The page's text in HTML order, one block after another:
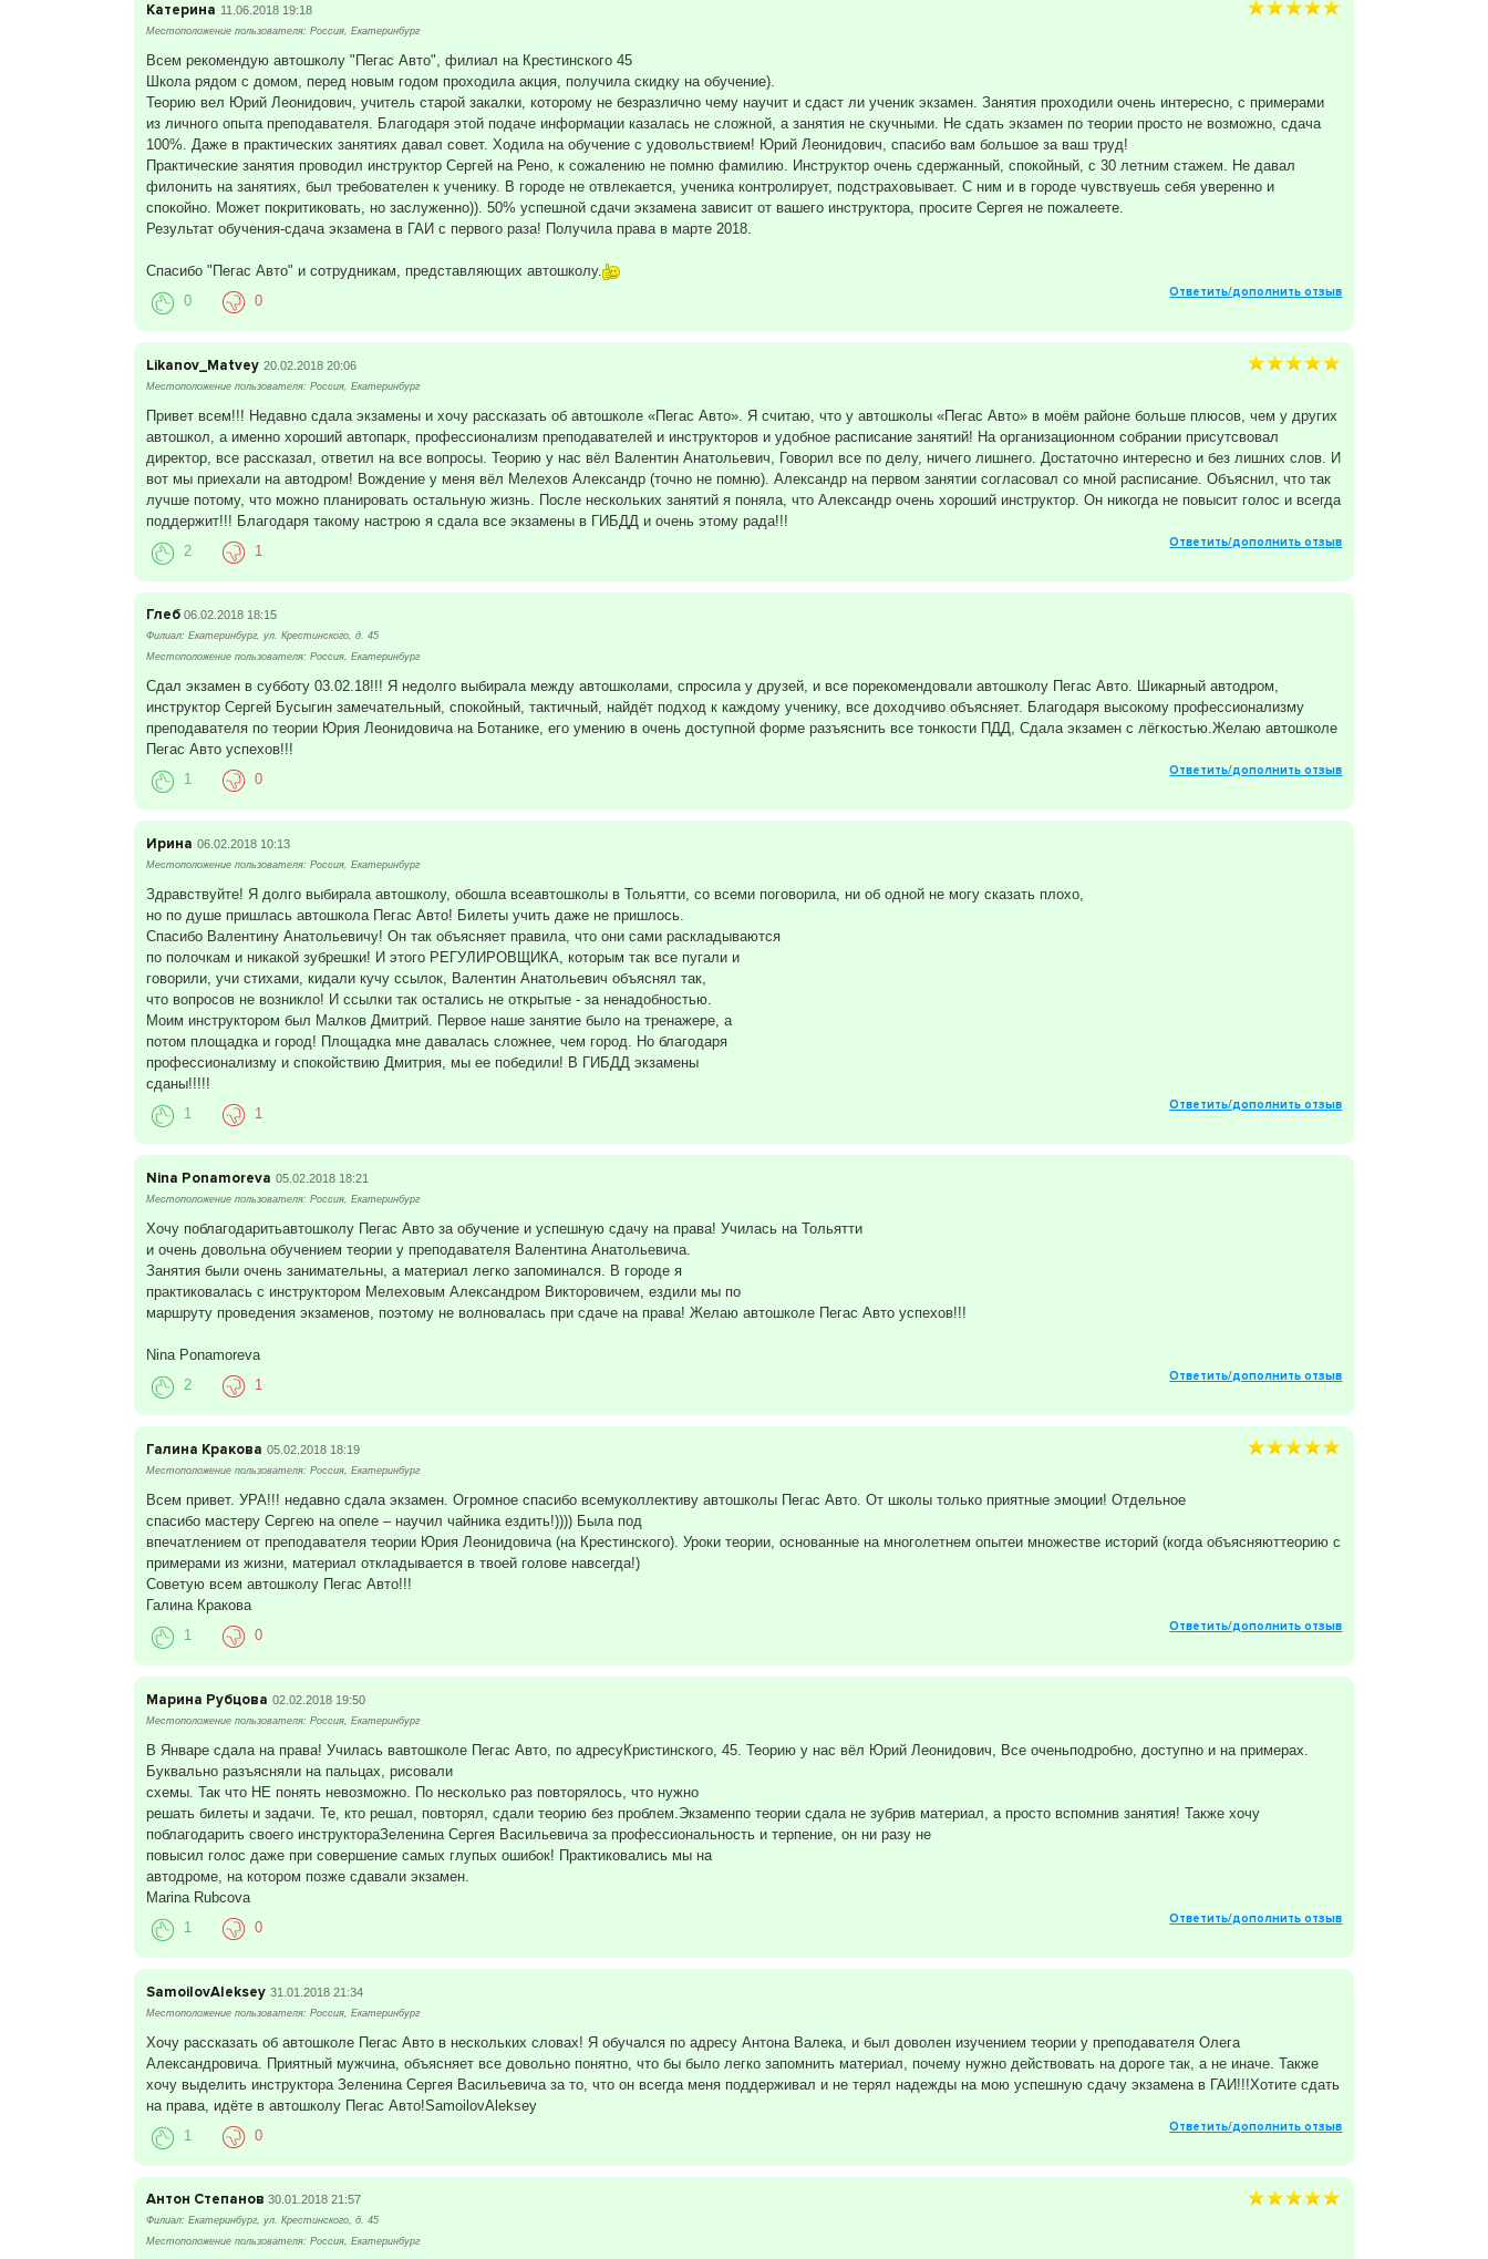
Катерина 11.06.2018 19:18
Местоположение пользователя: Россия, Екатеринбург
Всем рекомендую автошколу "Пегас Авто", филиал на Крестинского 45
Школа рядом с домом, перед новым годом проходила акция, получила скидку на обучение).
Теорию вел Юрий Леонидович, учитель старой закалки, которому не безразлично чему научит и сдаст ли ученик экзамен. Занятия проходили очень интересно, с примерами
из личного опыта преподавателя. Благодаря этой подаче информации казалась не сложной, а занятия не скучными. Не сдать экзамен по теории просто не возможно, сдача
100%. Даже в практических занятиях давал совет. Ходила на обучение с удовольствием! Юрий Леонидович, спасибо вам большое за ваш труд!
Практические занятия проводил инструктор Сергей на Рено, к сожалению не помню фамилию. Инструктор очень сдержанный, спокойный, с 30 летним стажем. Не давал
филонить на занятиях, был требователен к ученику. В городе не отвлекается, ученика контролирует, подстраховывает. С ним и в городе чувствуешь себя уверенно и
спокойно. Может покритиковать, но заслуженно)). 50% успешной сдачи экзамена зависит от вашего инструктора, просите Сергея не пожалеете.
Результат обучения-сдача экзамена в ГАИ с первого раза! Получила права в марте 2018.
Спасибо "Пегас Авто" и сотрудникам, представляющих автошколу.
Ответить/дополнить отзыв
0 0
Likanov_Matvey 20.02.2018 20:06
Местоположение пользователя: Россия, Екатеринбург
Привет всем!!! Недавно сдала экзамены и хочу рассказать об автошколе «Пегас Авто». Я считаю, что у автошколы «Пегас Авто» в моём районе больше плюсов, чем у других
автошкол, а именно хороший автопарк, профессионализм преподавателей и инструкторов и удобное расписание занятий! На организационном собрании присутсвовал
директор, все рассказал, ответил на все вопросы. Теорию у нас вёл Валентин Анатольевич, Говорил все по делу, ничего лишнего. Достаточно интересно и без лишних слов. И
вот мы приехали на автодром! Вождение у меня вёл Мелехов Александр (точно не помню). Александр на первом занятии согласовал со мной расписание. Объяснил, что так
лучше потому, что можно планировать остальную жизнь. После нескольких занятий я поняла, что Александр очень хороший инструктор. Он никогда не повысит голос и всегда
поддержит!!! Благодаря такому настрою я сдала все экзамены в ГИБДД и очень этому рада!!!
Ответить/дополнить отзыв
2 1
Глеб 06.02.2018 18:15
Филиал: Екатеринбург, ул. Крестинского, д. 45
Местоположение пользователя: Россия, Екатеринбург
Сдал экзамен в субботу 03.02.18!!! Я недолго выбирала между автошколами, спросила у друзей, и все порекомендовали автошколу Пегас Авто. Шикарный автодром,
инструктор Сергей Бусыгин замечательный, спокойный, тактичный, найдёт подход к каждому ученику, все доходчиво объясняет. Благодаря высокому профессионализму
преподавателя по теории Юрия Леонидовича на Ботанике, его умению в очень доступной форме разъяснить все тонкости ПДД, Сдала экзамен с лёгкостью.Желаю автошколе
Пегас Авто успехов!!!
Ответить/дополнить отзыв
1 0
Ирина 06.02.2018 10:13
Местоположение пользователя: Россия, Екатеринбург
Здравствуйте! Я долго выбирала автошколу, обошла всеавтошколы в Тольятти, со всеми поговорила, ни об одной не могу сказать плохо,
но по душе пришлась автошкола Пегас Авто! Билеты учить даже не пришлось.
Спасибо Валентину Анатольевичу! Он так объясняет правила, что они сами раскладываются
по полочкам и никакой зубрешки! И этого РЕГУЛИРОВЩИКА, которым так все пугали и
говорили, учи стихами, кидали кучу ссылок, Валентин Анатольевич объяснял так,
что вопросов не возникло! И ссылки так остались не открытые - за ненадобностью.
Моим инструктором был Малков Дмитрий. Первое наше занятие было на тренажере, а
потом площадка и город! Площадка мне давалась сложнее, чем город. Но благодаря
профессионализму и спокойствию Дмитрия, мы ее победили! В ГИБДД экзамены
сданы!!!!!
Ответить/дополнить отзыв
1 1
Nina Ponamoreva 05.02.2018 18:21
Местоположение пользователя: Россия, Екатеринбург
Хочу поблагодаритьавтошколу Пегас Авто за обучение и успешную сдачу на права! Училась на Тольятти
и очень довольна обучением теории у преподавателя Валентина Анатольевича.
Занятия были очень занимательны, а материал легко запоминался. В городе я
практиковалась с инструктором Мелеховым Александром Викторовичем, ездили мы по
маршруту проведения экзаменов, поэтому не волновалась при сдаче на права! Желаю автошколе Пегас Авто успехов!!!
Nina Ponamoreva
Ответить/дополнить отзыв
2 1
Галина Кракова 05.02.2018 18:19
Местоположение пользователя: Россия, Екатеринбург
Всем привет. УРА!!! недавно сдала экзамен. Огромное спасибо всемуколлективу автошколы Пегас Авто. От школы только приятные эмоции! Отдельное
спасибо мастеру Сергею на опеле – научил чайника ездить!)))) Была под
впечатлением от преподавателя теории Юрия Леонидовича (на Крестинского). Уроки теории, основанные на многолетнем опытеи множестве историй (когда объясняюттеорию с
примерами из жизни, материал откладывается в твоей голове навсегда!)
Советую всем автошколу Пегас Авто!!!
Галина Кракова
Ответить/дополнить отзыв
1 0
Марина Рубцова 02.02.2018 19:50
Местоположение пользователя: Россия, Екатеринбург
В Январе сдала на права! Училась вавтошколе Пегас Авто, по адресуКристинского, 45. Теорию у нас вёл Юрий Леонидович, Все оченьподробно, доступно и на примерах.
Буквально разъясняли на пальцах, рисовали
схемы. Так что НЕ понять невозможно. По несколько раз повторялось, что нужно
решать билеты и задачи. Те, кто решал, повторял, сдали теорию без проблем.Экзаменпо теории сдала не зубрив материал, а просто вспомнив занятия! Также хочу
поблагодарить своего инструктораЗеленина Сергея Васильевича за профессиональность и терпение, он ни разу не
повысил голос даже при совершение самых глупых ошибок! Практиковались мы на
автодроме, на котором позже сдавали экзамен.
Marina Rubcova
Ответить/дополнить отзыв
1 0
SamoilovAleksey 31.01.2018 21:34
Местоположение пользователя: Россия, Екатеринбург
Хочу рассказать об автошколе Пегас Авто в нескольких словах! Я обучался по адресу Антона Валека, и был доволен изучением теории у преподавателя Олега
Александровича. Приятный мужчина, объясняет все довольно понятно, что бы было легко запомнить материал, почему нужно действовать на дороге так, а не иначе. Также
хочу выделить инструктора Зеленина Сергея Васильевича за то, что он всегда меня поддерживал и не терял надежды на мою успешную сдачу экзамена в ГАИ!!!Хотите сдать
на права, идёте в автошколу Пегас Авто!SamoilovAleksey
Ответить/дополнить отзыв
1 0
Антон Степанов 30.01.2018 21:57
Филиал: Екатеринбург, ул. Крестинского, д. 45
Местоположение пользователя: Россия, Екатеринбург